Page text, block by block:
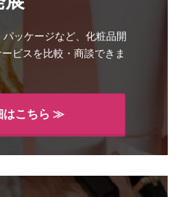
パッケージなど、化粧品開
ビスを比較・商談できま
はこちら ≫